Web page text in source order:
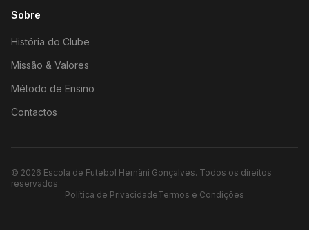
Sobre
História do Clube
Missão & Valores
Método de Ensino
Contactos
© 2026 Escola de Futebol Hernâni Gonçalves. Todos os direitos
reservados.
Política de PrivacidadeTermos e Condições